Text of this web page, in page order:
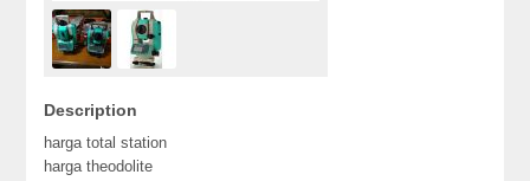
Description
harga total station
harga theodolite